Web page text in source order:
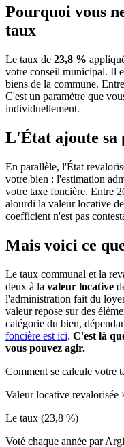
Pourquoi vous
taux
Le taux de 23,8 %
votre conseil municipal. Il
biens de la commune.
C'est un paramètre que
individuellement.
L'État ajoute sa
En parallèle, l'État
votre bien : l'estimation
votre taxe foncière. Entre
alourdi la valeur locative de
coefficient n'est pas
Mais voici ce
Le taux communal et la
deux à la valeur locative
l'administration fait du
valeur repose sur des
catégorie du bien,
foncière est ici. C'est là
vous pouvez agir.
Comment se calcule votre
Valeur locative revalorisée
Le taux (23,8 %)
Voté chaque année par